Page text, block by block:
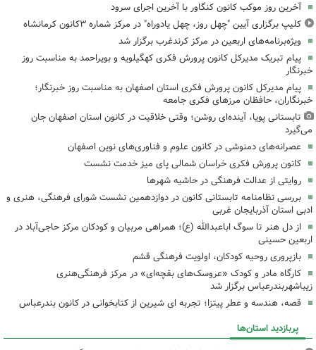
آخرین روز موکب کانون کنگاور با آخرین اجرای سرود
کلیپ برگزاری آیین "چهل روز، چهل یادوراه" در مرکز شماره ۳کانون کرمانشاه
ویژه‌برنامه‌های اربعین در مرکز کرندغرب برگزار شد
پیام تبریک مدیرکل کانون پرورش فکری کهگیلویه و بویراحمد به مناسبت روز
خبرنگار
پیام مدیرکل کانون پرورش فکری استان اصفهان به مناسبت روز خبرنگار؛
خبرنگاران، حافظان مرزهای فکری جامعه
تابستانی پویا، آینده‌ای روشن؛ وقتی خلاقیت در کانون استان اصفهان جان
می‌گیرد
عصرانه‌های دمنوشی در کانون علوم و فناوری‌های نوین اصفهان
کانون پرورش فکری خراسان شمالی پای میز خدمت نشست
روایتی از عدالت فرهنگی در حاشیه شهرها
بررسی نظامنامه تابستانی کانون در دوازدهمین نشست شورای فرهنگی، هنری و
ادبی استان آذربایجان غربی
از دل هنر تا سوگ اباعبدالله (ع)؛ همراهی مربیان و کودکان مرکز حاجی‌آباد در
اربعین حسینی
بازپروری روحیه کودکان، اولویت فرهنگی قشم
کارگاه مادر و کودک «عروسک‌های بقچه‌ای» در مرکز فرهنگی‌هنری
زیباشهربندرعباس برگزار شد
قصه، هندسه و عطر پیتزا؛ تجربه ای شیرین از کتابخوانی در کانون بندرعباس
پربازدید استان‌ها